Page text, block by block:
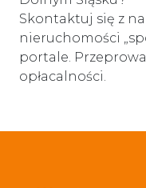
Skontaktuj się z
nieruchomości
portale.
opłacalności.